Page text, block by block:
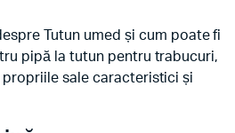
Tutun umed și cum poate fi
pipă la tutun pentru trabucuri,
sale caracteristici și